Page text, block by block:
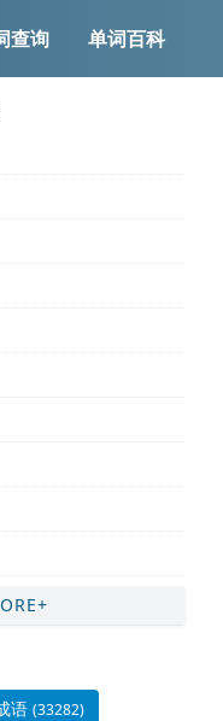
查询 单词百科
语 (33282)